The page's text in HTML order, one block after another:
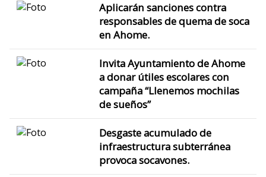
Aplicarán sanciones contra
responsables de quema de soca
en Ahome.
Invita Ayuntamiento de Ahome
a donar útiles escolares con
campaña “Llenemos mochilas
de sueños”
Desgaste acumulado de
infraestructura subterránea
provoca socavones.